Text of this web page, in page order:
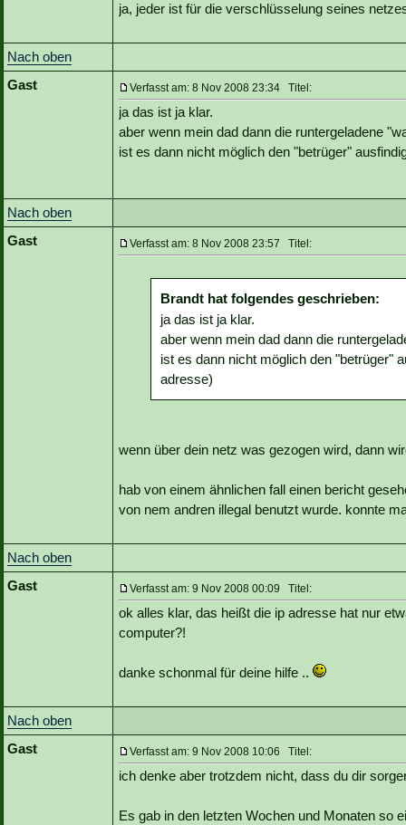
ja, jeder ist für die verschlüsselung seines
Nach oben
Gast
Verfasst am: 8 Nov 2008 23:34 Titel:
ja das ist ja klar.
aber wenn mein dad dann die runtergeladene
ist es dann nicht möglich den "betrüger"
Nach oben
Gast
Verfasst am: 8 Nov 2008 23:57 Titel:
Brandt hat folgendes geschrieben:
ja das ist ja klar.
aber wenn mein dad dann die
ist es dann nicht möglich den "betrüger"
adresse)
wenn über dein netz was gezogen wird, dann
hab von einem ähnlichen fall einen bericht
von nem andren illegal benutzt wurde. konnte
Nach oben
Gast
Verfasst am: 9 Nov 2008 00:09 Titel:
ok alles klar, das heißt die ip adresse hat nur
computer?!
danke schonmal für deine hilfe ..
Nach oben
Gast
Verfasst am: 9 Nov 2008 10:06 Titel:
ich denke aber trotzdem nicht, dass du dir
Es gab in den letzten Wochen und Monaten so